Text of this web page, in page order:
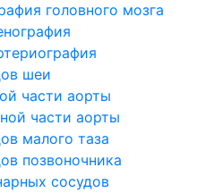
головного мозга
шеи
части аорты
части аорты
малого таза
позвоночника
сосудов